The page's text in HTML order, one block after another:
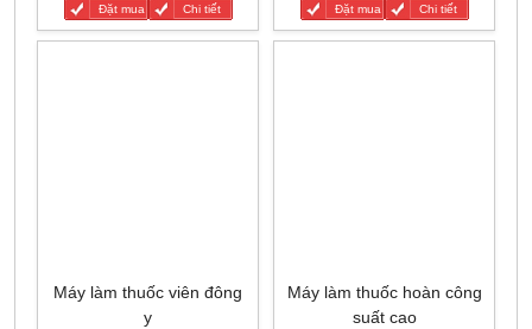
Đặt mua Chi tiết Đặt mua Chi tiết
Máy làm thuốc viên đông
y
Máy làm thuốc hoàn công
suất cao